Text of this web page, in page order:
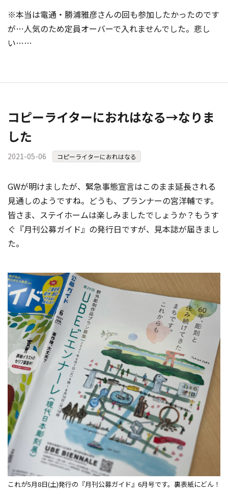
※本当は電通・勝浦雅彦さんの回も参加したかったのです
が…人気のため定員オーバーで入れませんでした。悲し
い……
コピーライターにおれはなる→なりま
した
2021-05-06 コピーライターにおれはなる
GWが明けましたが、緊急事態宣言はこのまま延長される
見通しのようですね。どうも、プランナーの宮洋輔です。
皆さま、ステイホームは楽しみましたでしょうか？もうす
ぐ『月刊公募ガイド』の発行日ですが、見本誌が届きまし
た。
これが5月8日(土)発行の『月刊公募ガイド』6月号です。裏表紙にどん！